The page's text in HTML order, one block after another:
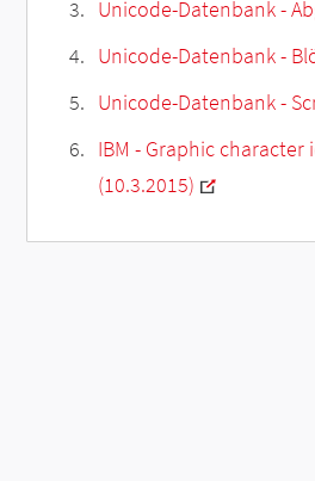
Unicode-Datenbank -
Unicode-Datenbank -
Unicode-Datenbank -
IBM - Graphic character
(10.3.2015)